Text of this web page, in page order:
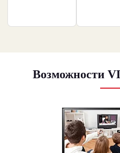
Возможности